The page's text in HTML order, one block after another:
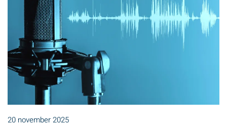
20 november 2025